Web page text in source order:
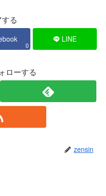
る
0
LINE
ローする
zensin